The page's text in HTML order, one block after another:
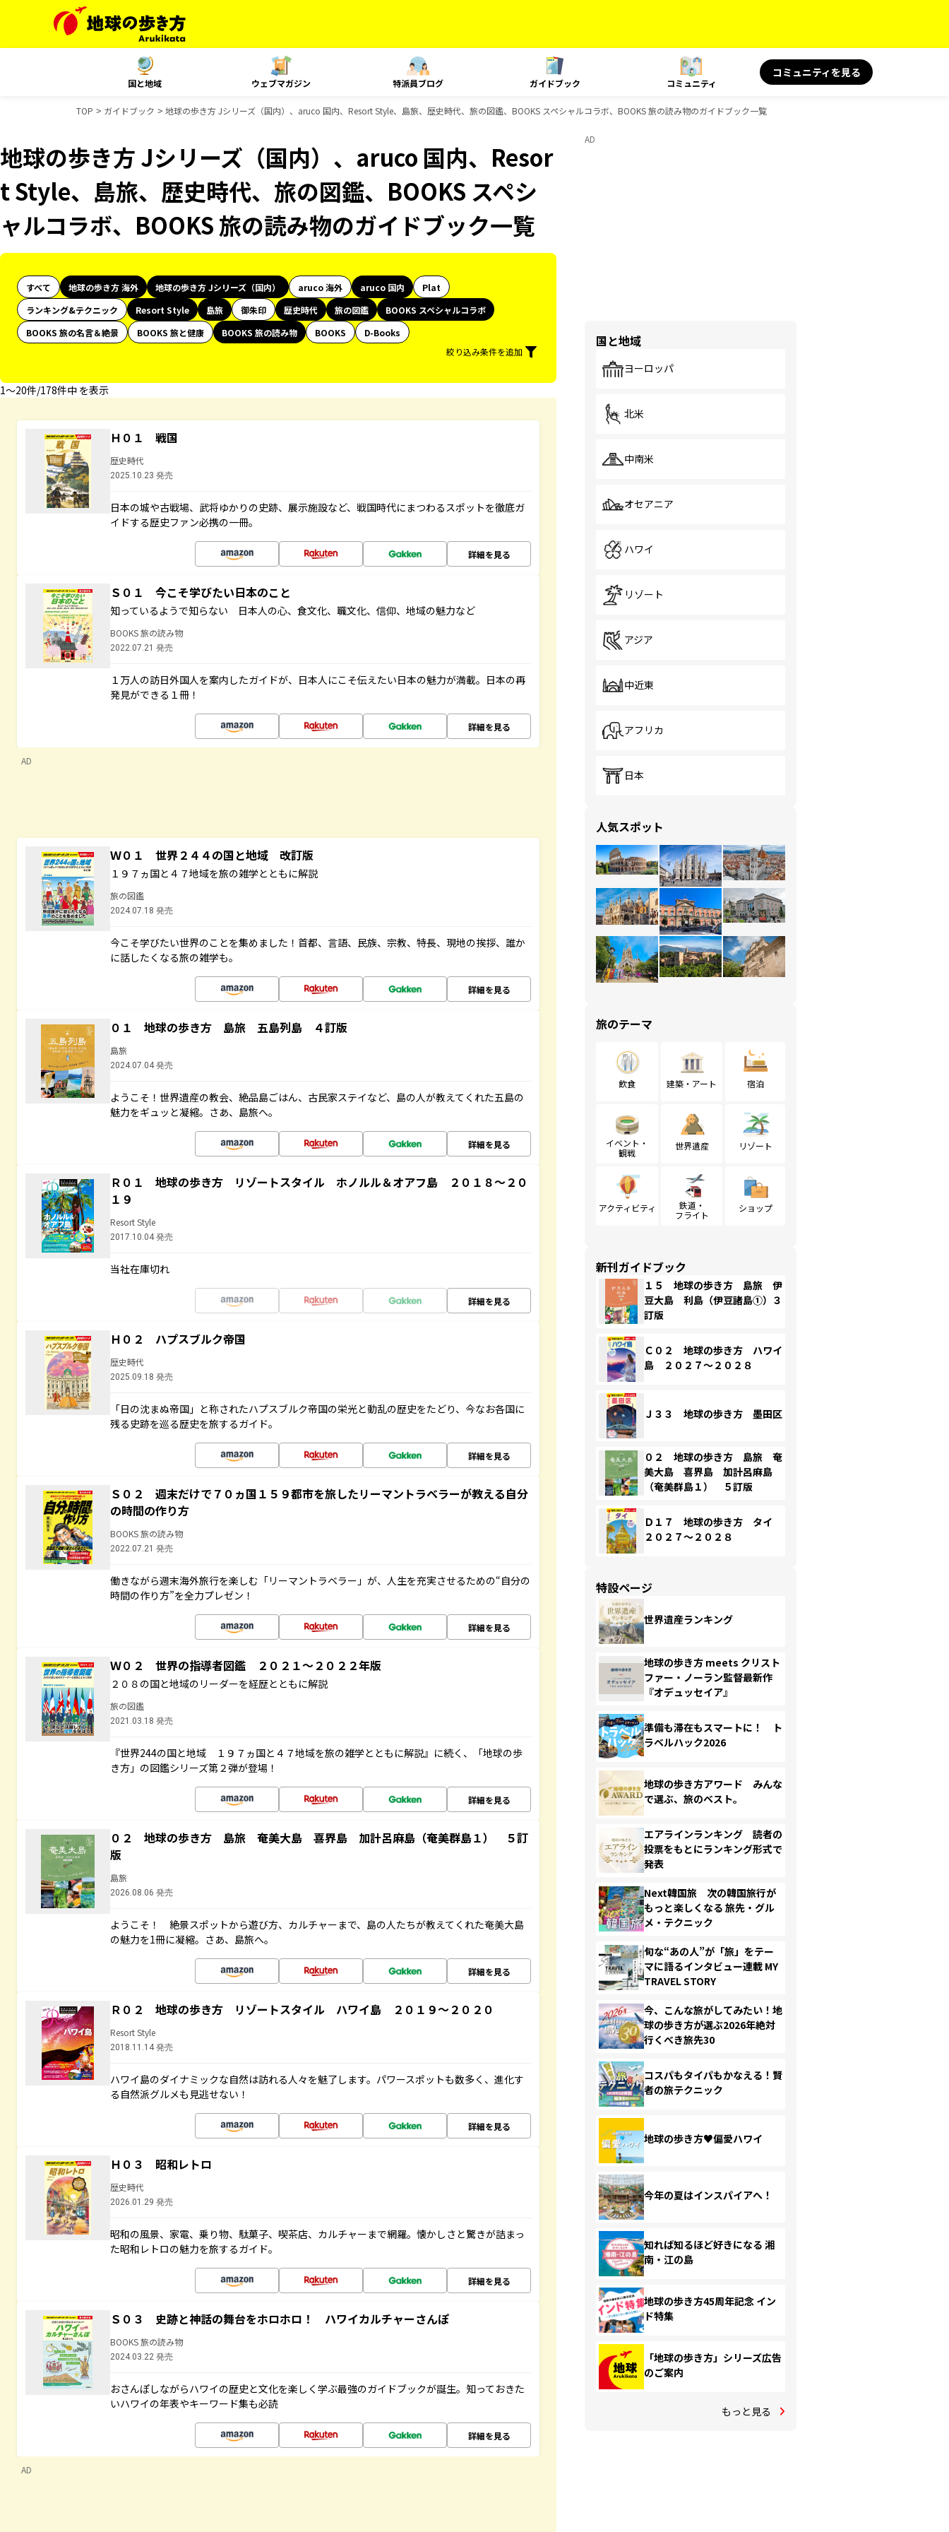
国と地域 ウェブマガジン 特派員ブログ ガイドブック コミュニティ
コミュニティを見る
TOP ガイドブック 地球の歩き方 Jシリーズ（国内）、aruco 国内、Resort Style、島旅、歴史時代、旅の図鑑、BOOKS スペシャルコラボ、BOOKS 旅の読み物のガイドブック一覧
地球の歩き方 Jシリーズ（国内）、aruco 国内、Resor
t Style、島旅、歴史時代、旅の図鑑、BOOKS スペシ
ャルコラボ、BOOKS 旅の読み物のガイドブック一覧
すべて 地球の歩き方 海外 地球の歩き方 Jシリーズ（国内） aruco 海外 aruco 国内
Plat
ランキング&テクニック
Resort Style 島旅 御朱印 歴史時代 旅の図鑑
BOOKS スペシャルコラボ
BOOKS 旅の名言＆絶景
BOOKS 旅と健康 BOOKS 旅の読み物 BOOKS
D-Books
絞り込み条件を追加
1〜20件/178件中 を表示
Ｈ０１ 戦国
歴史時代
2025.10.23 発売
日本の城や古戦場、武将ゆかりの史跡、展示施設など、戦国時代にまつわるスポットを徹底ガ
イドする歴史ファン必携の一冊。
詳細を見る
Ｓ０１ 今こそ学びたい日本のこと
知っているようで知らない 日本人の心、食文化、職文化、信仰、地域の魅力など
BOOKS 旅の読み物
2022.07.21 発売
１万人の訪日外国人を案内したガイドが、日本人にこそ伝えたい日本の魅力が満載。日本の再
発見ができる１冊！
詳細を見る
AD
Ｗ０１ 世界２４４の国と地域 改訂版
１９７ヵ国と４７地域を旅の雑学とともに解説
旅の図鑑
2024.07.18 発売
今こそ学びたい世界のことを集めました！首都、言語、民族、宗教、特長、現地の挨拶、誰か
に話したくなる旅の雑学も。
詳細を見る
０１ 地球の歩き方 島旅 五島列島 ４訂版
島旅
2024.07.04 発売
ようこそ！世界遺産の教会、絶品島ごはん、古民家ステイなど、島の人が教えてくれた五島の
魅力をギュッと凝縮。さあ、島旅へ。
詳細を見る
Ｒ０１ 地球の歩き方 リゾートスタイル ホノルル＆オアフ島 ２０１８～２０
１９
Resort Style
2017.10.04 発売
当社在庫切れ
詳細を見る
Ｈ０２ ハプスブルク帝国
歴史時代
2025.09.18 発売
「日の沈まぬ帝国」と称されたハプスブルク帝国の栄光と動乱の歴史をたどり、今なお各国に
残る史跡を巡る歴史を旅するガイド。
詳細を見る
Ｓ０２ 週末だけで７０ヵ国１５９都市を旅したリーマントラベラーが教える自分
の時間の作り方
BOOKS 旅の読み物
2022.07.21 発売
働きながら週末海外旅行を楽しむ「リーマントラベラー」が、人生を充実させるための“自分の
時間の作り方”を全力プレゼン！
詳細を見る
Ｗ０２ 世界の指導者図鑑 ２０２１～２０２２年版
２０８の国と地域のリーダーを経歴とともに解説
旅の図鑑
2021.03.18 発売
『世界244の国と地域 １９７ヵ国と４７地域を旅の雑学とともに解説』に続く、「地球の歩
き方」の図鑑シリーズ第２弾が登場！
詳細を見る
０２ 地球の歩き方 島旅 奄美大島 喜界島 加計呂麻島（奄美群島１） ５訂
版
島旅
2026.08.06 発売
ようこそ！ 絶景スポットから遊び方、カルチャーまで、島の人たちが教えてくれた奄美大島
の魅力を1冊に凝縮。さあ、島旅へ。
詳細を見る
Ｒ０２ 地球の歩き方 リゾートスタイル ハワイ島 ２０１９～２０２０
Resort Style
2018.11.14 発売
ハワイ島のダイナミックな自然は訪れる人々を魅了します。パワースポットも数多く、進化す
る自然派グルメも見逃せない！
詳細を見る
Ｈ０３ 昭和レトロ
歴史時代
2026.01.29 発売
昭和の風景、家電、乗り物、駄菓子、喫茶店、カルチャーまで網羅。懐かしさと驚きが詰まっ
た昭和レトロの魅力を旅するガイド。
詳細を見る
Ｓ０３ 史跡と神話の舞台をホロホロ！ ハワイカルチャーさんぽ
BOOKS 旅の読み物
2024.03.22 発売
おさんぽしながらハワイの歴史と文化を楽しく学ぶ最強のガイドブックが誕生。知っておきた
いハワイの年表やキーワード集も必読
詳細を見る
AD
AD
国と地域
ヨーロッパ
北米
中南米
オセアニア
ハワイ
リゾート
アジア
中近東
アフリカ
日本
人気スポット
旅のテーマ
飲食 建築・アート 宿泊
イベント・
観戦
世界遺産 リゾート
アクティビティ
鉄道・
フライト
ショップ
新刊ガイドブック
１５ 地球の歩き方 島旅 伊
豆大島 利島（伊豆諸島①）３
訂版
Ｃ０２ 地球の歩き方 ハワイ
島 ２０２７～２０２８
Ｊ３３ 地球の歩き方 墨田区
０２ 地球の歩き方 島旅 奄
美大島 喜界島 加計呂麻島
（奄美群島１） ５訂版
Ｄ１７ 地球の歩き方 タイ
２０２７～２０２８
特設ページ
世界遺産ランキング
地球の歩き方 meets クリスト
ファー・ノーラン監督最新作
『オデュッセイア』
準備も滞在もスマートに！ ト
ラベルハック2026
地球の歩き方アワード みんな
で選ぶ、旅のベスト。
エアラインランキング 読者の
投票をもとにランキング形式で
発表
Next韓国旅 次の韓国旅行が
もっと楽しくなる 旅先・グル
メ・テクニック
旬な“あの人”が「旅」をテー
マに語るインタビュー連載 MY
TRAVEL STORY
今、こんな旅がしてみたい！地
球の歩き方が選ぶ2026年絶対
行くべき旅先30
コスパもタイパもかなえる！賢
者の旅テクニック
地球の歩き方♥偏愛ハワイ
今年の夏はインスパイアへ！
知れば知るほど好きになる 湘
南・江の島
地球の歩き方45周年記念 イン
ド特集
「地球の歩き方」シリーズ広告
のご案内
もっと見る